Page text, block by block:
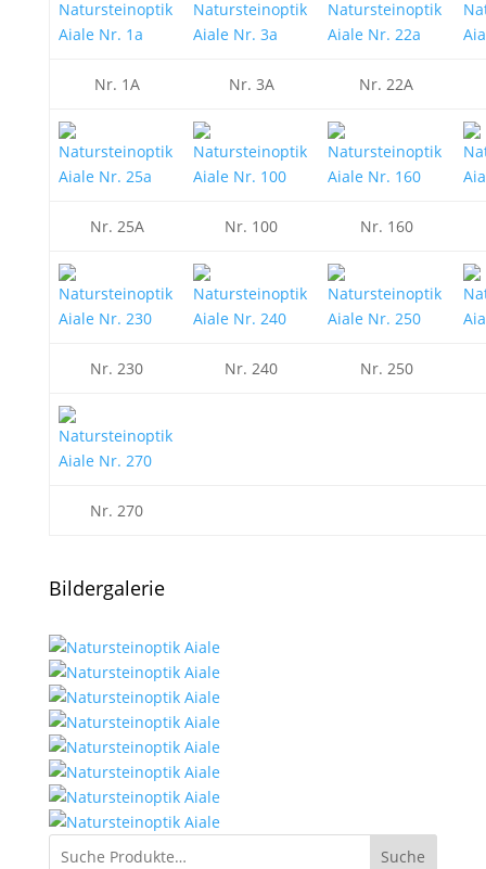
Nr. 1A Nr. 3A Nr. 22A
Nr. 25A Nr. 100 Nr. 160
Nr. 230 Nr. 240 Nr. 250
Nr. 270
Bildergalerie
Suche